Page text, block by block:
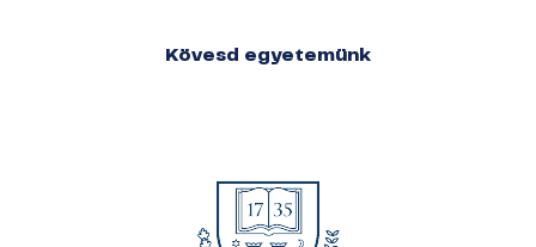
Kövesd egyetemünk